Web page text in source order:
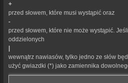
+
przed słowem, które musi wystąpić oraz
-
przed słowem, które nie może wystąpić.
oddzielonych
wewnątrz nawiasów, tylko jedno ze słów
użyć gwiazdki (*) jako zamiennika